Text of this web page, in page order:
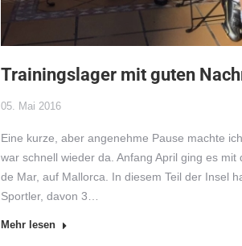
Trainingslager mit guten
05. Mai 2016
Eine kurze, aber angenehme Pause machte
war schnell wieder da. Anfang April ging es
de Mar, auf Mallorca. In diesem Teil der Insel
Sportler, davon 3…
Mehr lesen